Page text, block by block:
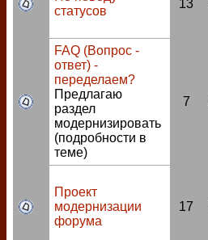
статусов
13
FAQ (Вопрос -
ответ) -
переделаем?
Предлагаю
раздел
модернизировать
(подробности в
теме)
7
Проект
модернизации
форума
17